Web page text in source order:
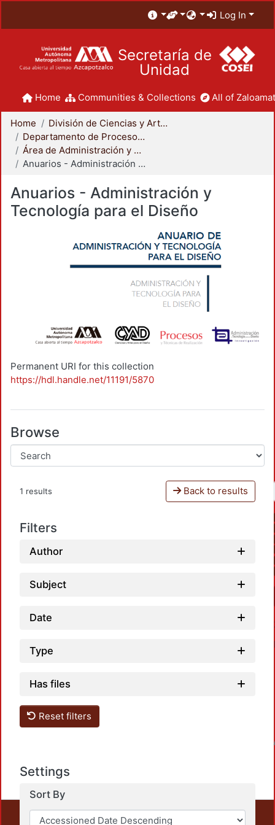
Log In
Secretaría de
Unidad
Home Communities & Collections All of
Home
División de Ciencias y Artes para el Diseño
Departamento de Procesos y Técnicas de Realización
Área de Administración y Tecnología para el Diseño
Anuarios - Administración y Tecnología para el Diseño
Anuarios - Administración y
Tecnología para el Diseño
Permanent URI for this collection
https://hdl.handle.net/11191/5870
Browse
1 results Back to results
Filters
Author
Subject
Date
Type
Has files
Reset filters
Settings
Sort By
This repository preserves and disseminates, in